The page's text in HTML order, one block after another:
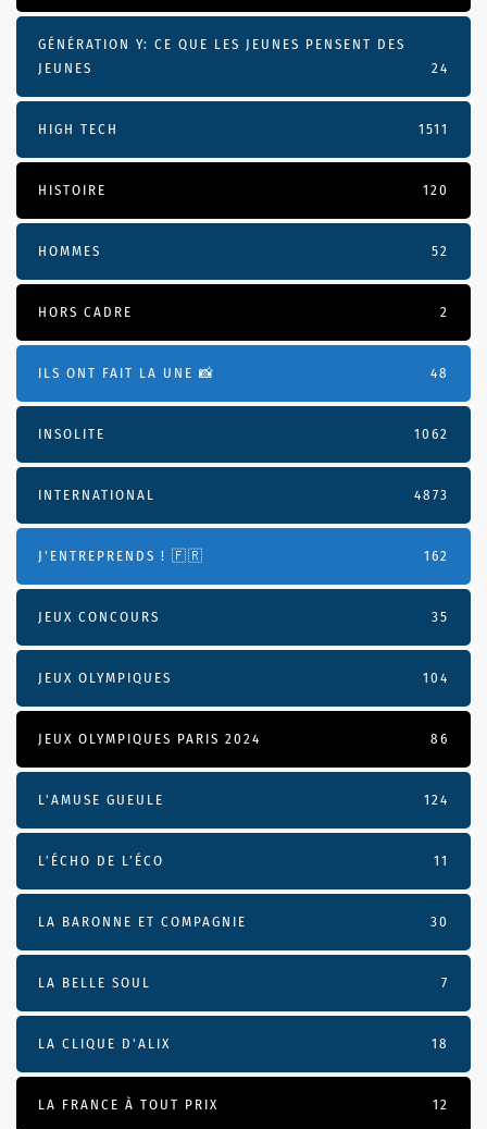
GÉNÉRATION Y: CE QUE LES JEUNES PENSENT DES
JEUNES
24
HIGH TECH 1511
HISTOIRE 120
HOMMES 52
HORS CADRE 2
ILS ONT FAIT LA UNE 📸 48
INSOLITE 1062
INTERNATIONAL 4873
J'ENTREPRENDS ! 🇫🇷 162
JEUX CONCOURS 35
JEUX OLYMPIQUES 104
JEUX OLYMPIQUES PARIS 2024 86
L'AMUSE GUEULE 124
L’ÉCHO DE L’ÉCO 11
LA BARONNE ET COMPAGNIE 30
LA BELLE SOUL 7
LA CLIQUE D'ALIX 18
LA FRANCE À TOUT PRIX 12